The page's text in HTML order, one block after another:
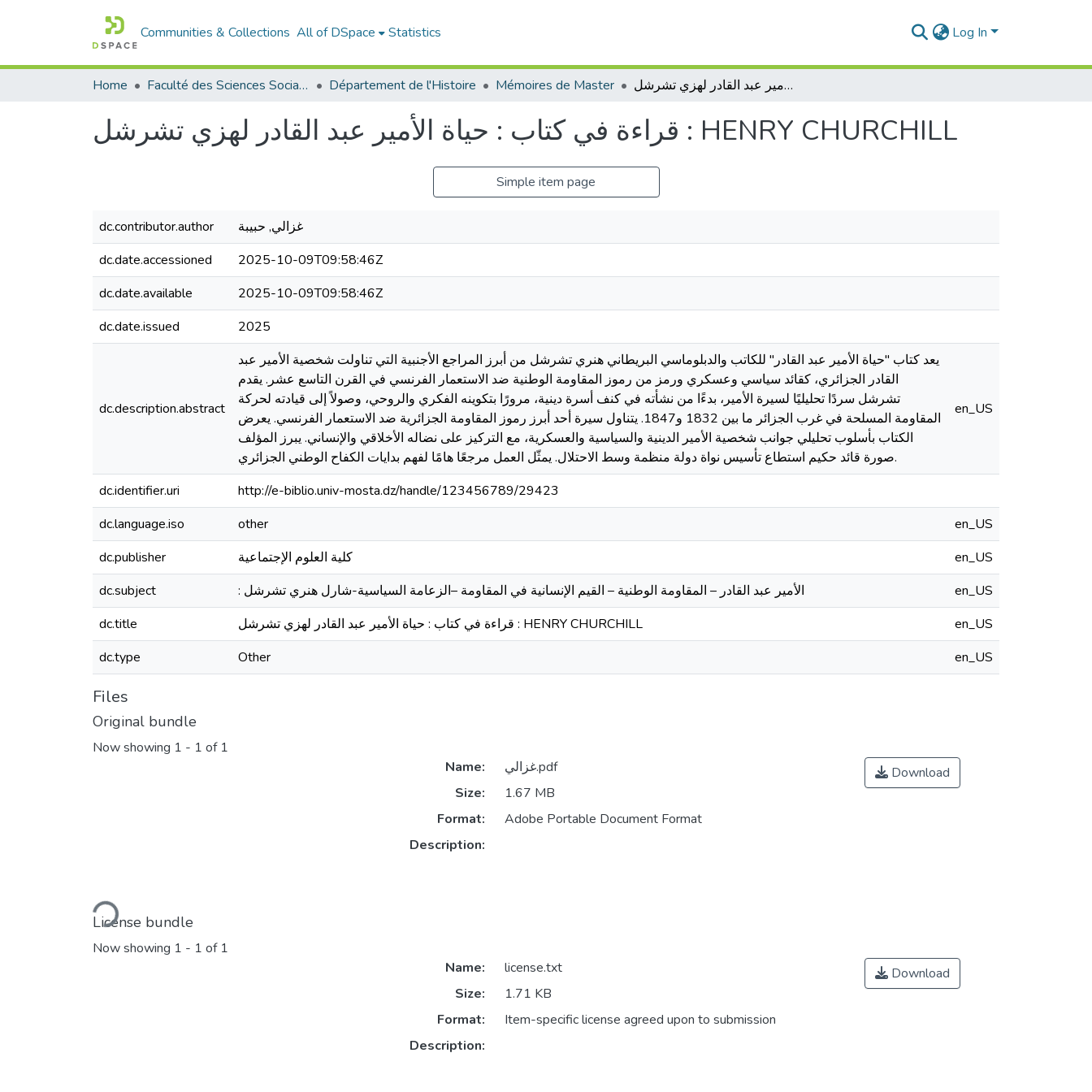
Communities & Collections All of DSpace Statistics Log In
Home Faculté des Sciences Sociales Département de l'Histoire Mémoires de Master قراءة في كتاب : حياة الأمير عبد القادر لهزي تشرشل : HENRY CHURCHILL
قراءة في كتاب : حياة الأمير عبد القادر لهزي تشرشل : HENRY CHURCHILL
Simple item page
dc.contributor.author
غزالي, حبيبة
dc.date.accessioned
2025-10-09T09:58:46Z
dc.date.available
2025-10-09T09:58:46Z
dc.date.issued
2025
dc.description.abstract
يعد كتاب "حياة الأمير عبد القادر" للكاتب والدبلوماسي البريطاني هنري تشرشل من أبرز المراجع الأجنبية التي تناولت شخصية الأمير عبد
القادر الجزائري، كقائد سياسي وعسكري ورمز من رموز المقاومة الوطنية ضد الاستعمار الفرنسي في القرن التاسع عشر. يقدم
تشرشل سردًا تحليليًا لسيرة الأمير، بدءًا من نشأته في كنف أسرة دينية، مرورًا بتكوينه الفكري والروحي، وصولاً إلى قيادته لحركة
المقاومة المسلحة في غرب الجزائر ما بين 1832 و1847. يتناول سيرة أحد أبرز رموز المقاومة الجزائرية ضد الاستعمار الفرنسي. يعرض
الكتاب بأسلوب تحليلي جوانب شخصية الأمير الدينية والسياسية والعسكرية، مع التركيز على نضاله الأخلاقي والإنساني. يبرز المؤلف
صورة قائد حكيم استطاع تأسيس نواة دولة منظمة وسط الاحتلال. يمثّل العمل مرجعًا هامًا لفهم بدايات الكفاح الوطني الجزائري.
en_US
dc.identifier.uri
http://e-biblio.univ-mosta.dz/handle/123456789/29423
dc.language.iso
other
en_US
dc.publisher
كلية العلوم الإجتماعية
en_US
dc.subject
: الأمير عبد القادر – المقاومة الوطنية – القيم الإنسانية في المقاومة –الزعامة السياسية-شارل هنري تشرشل
en_US
dc.title
قراءة في كتاب : حياة الأمير عبد القادر لهزي تشرشل : HENRY CHURCHILL
en_US
dc.type
Other en_US
Files
Original bundle
Now showing 1 - 1 of 1
Loading...
Name:
غزالي.pdf
Size:
1.67 MB
Format:
Adobe Portable Document Format
Description:
Download
License bundle
Now showing 1 - 1 of 1
Name:
license.txt
Size:
1.71 KB
Format:
Item-specific license agreed upon to submission
Description:
Download